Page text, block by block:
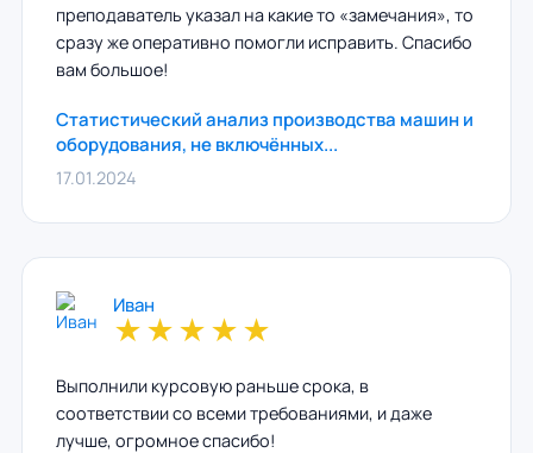
преподаватель указал на какие то «замечания», то
сразу же оперативно помогли исправить. Спасибо
вам большое!
Статистический анализ производства машин и
оборудования, не включённых...
17.01.2024
Иван
★★★★★
Выполнили курсовую раньше срока, в
соответствии со всеми требованиями, и даже
лучше, огромное спасибо!